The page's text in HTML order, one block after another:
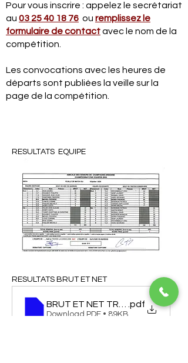
Pour vous inscrire : appelez le secrétariat
au 03 25 40 18 76 ou remplissez le
formulaire de contactavec le nom de la
compétition.
Les convocations avec les heures de
départs sont publiées la veille sur la
page de la compétition.
RESULTATS  EQUIPE
RESULTATS BRUT ET NET
BRUT ET NET TROYES ARC EN
.pdf
Download PDF • 89KB